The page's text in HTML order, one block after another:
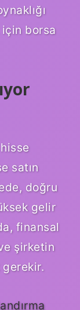
borsa
satın
doğru
gelir
finansal
şirketin